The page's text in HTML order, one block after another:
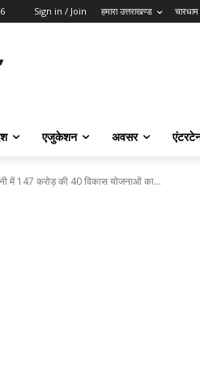
Sign in / Join हमारा उत्तराखण्ड चारधाम
एजुकेशन अवसर
में 147 करोड़ की 40 विकास योजनाओं का...